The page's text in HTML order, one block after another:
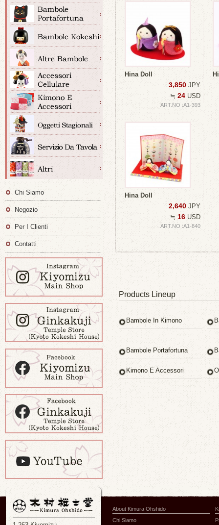
Hina Doll
3,850 JPY
≒ 24 USD
ART.NO :A1-393
Hina Doll
2,640 JPY
≒ 16 USD
ART.NO :A1-840
Products Lineup
Bambole In Kimono
Bambole Portafortuna
Kimono E Accessori
Chi Siamo
Negozio
Per I Clienti
Contatti
About Kimura Ohshido
Chi Siamo